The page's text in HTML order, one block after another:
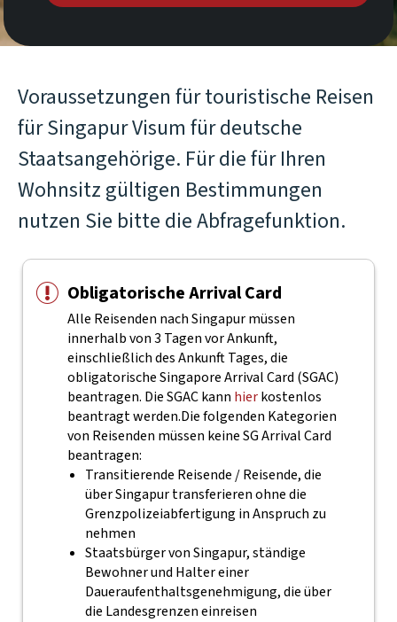
Voraussetzungen für touristische Reisen
für Singapur Visum für deutsche
Staatsangehörige. Für die für Ihren
Wohnsitz gültigen Bestimmungen
nutzen Sie bitte die Abfragefunktion.
Obligatorische Arrival Card
Alle Reisenden nach Singapur müssen
innerhalb von 3 Tagen vor Ankunft,
einschließlich des Ankunft Tages, die
obligatorische Singapore Arrival Card (SGAC)
beantragen. Die SGAC kann hierkostenlos
beantragt werden.Die folgenden Kategorien
von Reisenden müssen keine SG Arrival Card
beantragen:
Transitierende Reisende / Reisende, die
über Singapur transferieren ohne die
Grenzpolizeiabfertigung in Anspruch zu
nehmen
Staatsbürger von Singapur, ständige
Bewohner und Halter einer
Daueraufenthaltsgenehmigung, die über
die Landesgrenzen einreisen